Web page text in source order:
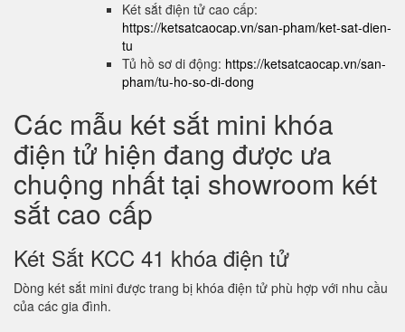
Két sắt điện tử cao cấp:
https://ketsatcaocap.vn/san-pham/ket-sat-dien-
tu
Tủ hồ sơ di động: https://ketsatcaocap.vn/san-
pham/tu-ho-so-di-dong
Các mẫu két sắt mini khóa
điện tử hiện đang được ưa
chuộng nhất tại showroom két
sắt cao cấp
Két Sắt KCC 41 khóa điện tử
Dòng két sắt mini được trang bị khóa điện tử phù hợp với nhu cầu
của các gia đình.